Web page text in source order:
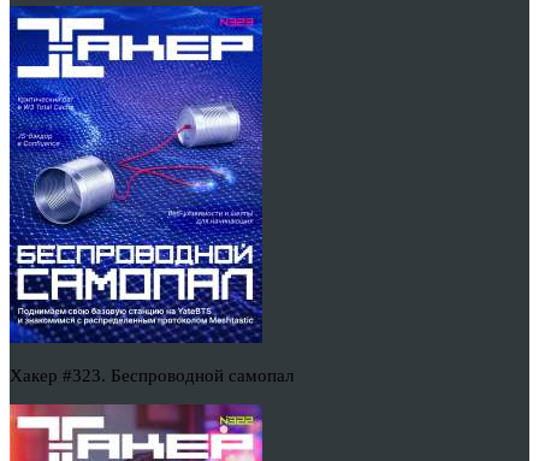
Хакер #323. Беспроводной самопал